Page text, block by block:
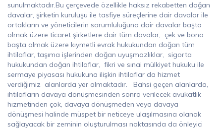
sunulmaktadır.Bu çerçevede özellikle haksız rekabetten doğan
davalar, şirketin kuruluşu ile tasfiye süreçlerine dair davalar ile
ortakların ve yöneticilerin sorumluluğuna dair davalar başta
olmak üzere ticaret şirketlere dair tüm davalar, çek ve bono
başta olmak üzere kıymetli evrak hukukundan doğan tüm
ihtilaflar, taşıma işlerinden doğan uyuşmazlıklar, sigorta
hukukundan doğan ihtilaflar, fikri ve sınai mülkiyet hukuku ile
sermaye piyasası hukukuna ilişkin ihtilaflar da hizmet
verdiğimiz alanlarda yer almaktadır. Bahsi geçen alanlarda,
ihtilafların davaya dönüşmesinden sonra verilecek avukatlık
hizmetinden çok, davaya dönüşmeden veya davaya
dönüşmesi halinde müspet bir neticeye ulaşılmasına olanak
sağlayacak bir zeminin oluşturulması noktasında da önleyici